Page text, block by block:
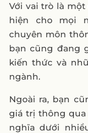
19. FatFace
20.
21. Pinterest
22. Elite
25. First
Tạm kết
Với vai trò là
hiện cho mọi
chuyên môn
bạn cũng đang
kiến thức và
ngành.
Ngoài ra, bạn
giá trị thông
nghĩa dưới